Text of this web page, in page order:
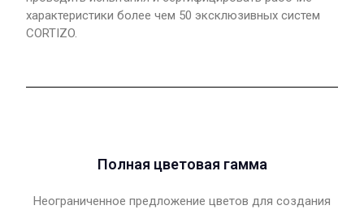
характеристики более чем 50 эксклюзивных систем
CORTIZO.
Полная цветовая гамма
Неограниченное предложение цветов для создания